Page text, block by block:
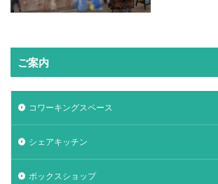
ご案内
コワーキングスペース
シェアキッチン
ボックスショップ